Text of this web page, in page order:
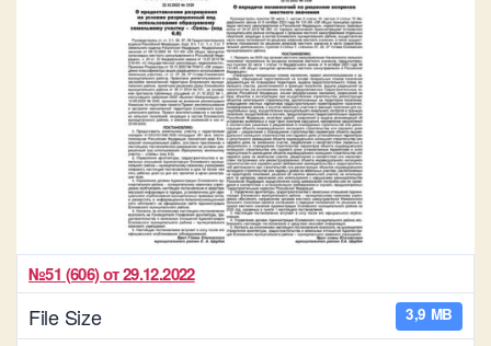
№51 (606) от 29.12.2022
File Size 3,9 MB